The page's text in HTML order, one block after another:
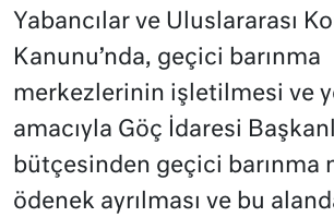
Yabancılar ve Uluslararası
Kanunu’nda, geçici barınma
merkezlerinin işletilmesi ve
amacıyla Göç İdaresi
bütçesinden geçici barınma
ödenek ayrılması ve bu